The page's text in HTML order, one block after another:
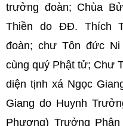
trưởng đoàn; Chùa
Thiền do ĐĐ. Thích
đoàn; chư Tôn đức
cùng quý Phật tử; Chư
diện tịnh xá Ngọc
Giang do Huynh
Phương) Trưởng